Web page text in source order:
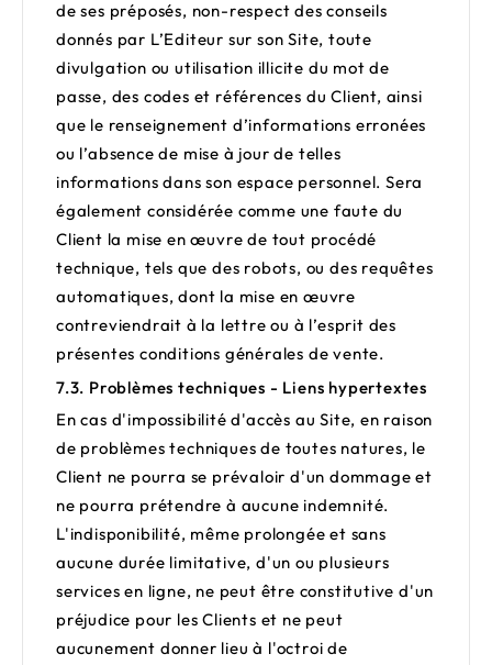
de ses préposés, non-respect des conseils
donnés par L’Editeur sur son Site, toute
divulgation ou utilisation illicite du mot de
passe, des codes et références du Client, ainsi
que le renseignement d’informations erronées
ou l’absence de mise à jour de telles
informations dans son espace personnel. Sera
également considérée comme une faute du
Client la mise en œuvre de tout procédé
technique, tels que des robots, ou des requêtes
automatiques, dont la mise en œuvre
contreviendrait à la lettre ou à l’esprit des
présentes conditions générales de vente.
7.3. Problèmes techniques - Liens hypertextes
En cas d'impossibilité d'accès au Site, en raison
de problèmes techniques de toutes natures, le
Client ne pourra se prévaloir d'un dommage et
ne pourra prétendre à aucune indemnité.
L'indisponibilité, même prolongée et sans
aucune durée limitative, d'un ou plusieurs
services en ligne, ne peut être constitutive d'un
préjudice pour les Clients et ne peut
aucunement donner lieu à l'octroi de